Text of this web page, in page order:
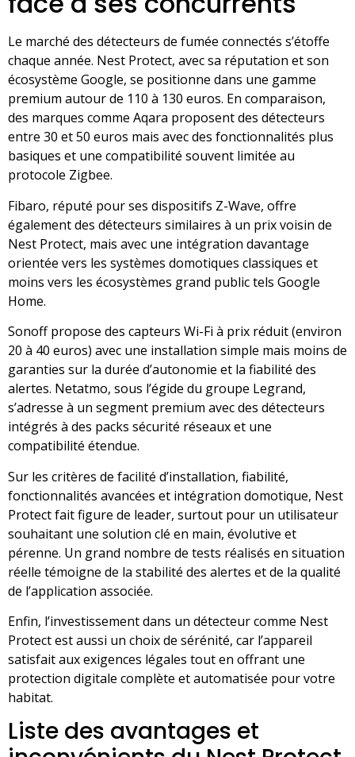
Le marché des détecteurs de fumée connectés s’étoffe
chaque année. Nest Protect, avec sa réputation et son
écosystème Google, se positionne dans une gamme
premium autour de 110 à 130 euros. En comparaison,
des marques comme Aqara proposent des détecteurs
entre 30 et 50 euros mais avec des fonctionnalités plus
basiques et une compatibilité souvent limitée au
protocole Zigbee.
Fibaro, réputé pour ses dispositifs Z-Wave, offre
également des détecteurs similaires à un prix voisin de
Nest Protect, mais avec une intégration davantage
orientée vers les systèmes domotiques classiques et
moins vers les écosystèmes grand public tels Google
Home.
Sonoff propose des capteurs Wi-Fi à prix réduit (environ
20 à 40 euros) avec une installation simple mais moins de
garanties sur la durée d’autonomie et la fiabilité des
alertes. Netatmo, sous l’égide du groupe Legrand,
s’adresse à un segment premium avec des détecteurs
intégrés à des packs sécurité réseaux et une
compatibilité étendue.
Sur les critères de facilité d’installation, fiabilité,
fonctionnalités avancées et intégration domotique, Nest
Protect fait figure de leader, surtout pour un utilisateur
souhaitant une solution clé en main, évolutive et
pérenne. Un grand nombre de tests réalisés en situation
réelle témoigne de la stabilité des alertes et de la qualité
de l’application associée.
Enfin, l’investissement dans un détecteur comme Nest
Protect est aussi un choix de sérénité, car l’appareil
satisfait aux exigences légales tout en offrant une
protection digitale complète et automatisée pour votre
habitat.
Liste des avantages et